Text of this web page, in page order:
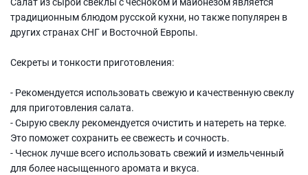
традиционным блюдом русской кухни, но также популярен в
других странах СНГ и Восточной Европы.
Секреты и тонкости приготовления:
- Рекомендуется использовать свежую и качественную свеклу
для приготовления салата.
- Сырую свеклу рекомендуется очистить и натереть на терке.
Это поможет сохранить ее свежесть и сочность.
- Чеснок лучше всего использовать свежий и измельченный
для более насыщенного аромата и вкуса.